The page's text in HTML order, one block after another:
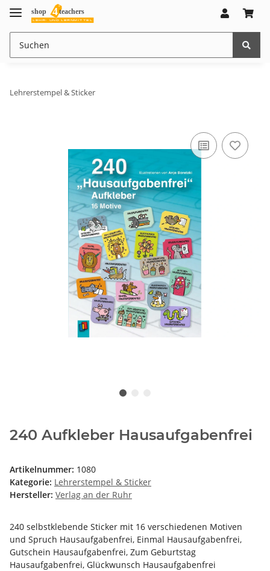
Lehrerstempel & Sticker
240 Aufkleber Hausaufgabenfrei
Artikelnummer: 1080
Kategorie: Lehrerstempel & Sticker
Hersteller: Verlag an der Ruhr
240 selbstklebende Sticker mit 16 verschiedenen Motiven
und Spruch Hausaufgabenfrei, Einmal Hausaufgabenfrei,
Gutschein Hausaufgabenfrei, Zum Geburtstag
Hausaufgabenfrei, Glückwunsch Hausaufgabenfrei